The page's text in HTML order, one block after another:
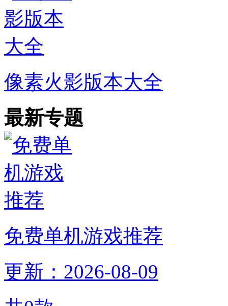
像素火影版本大全
最新专题
免费单机游戏推荐
更新：2026-08-09